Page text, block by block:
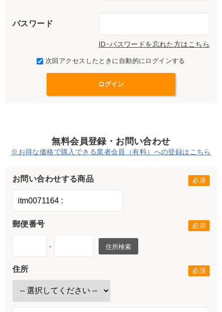
パスワード
ID･パスワードを忘れた方はこちら
次回アクセスしたときに自動的にログインする
無料会員登録・お問い合わせ
※お得な価格で購入できる業者会員（有料）への登録はこちら
お問い合わせする商品
郵便番号
- 住所検索
住所